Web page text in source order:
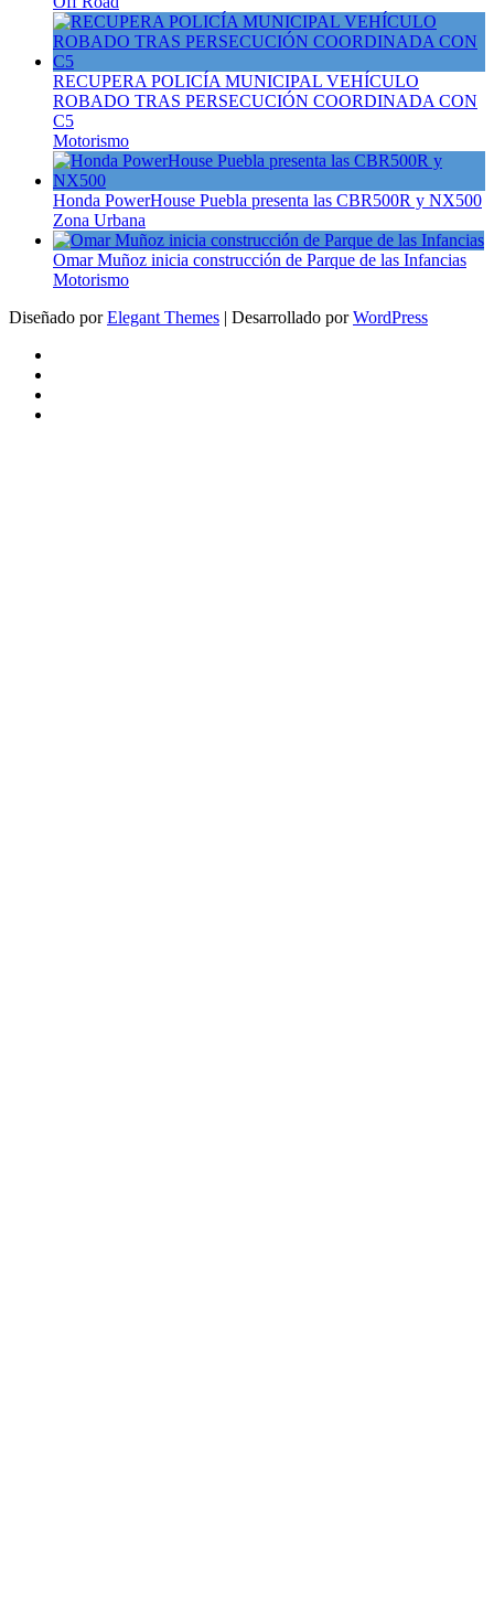
RECUPERA POLICÍA MUNICIPAL VEHÍCULO
ROBADO TRAS PERSECUCIÓN COORDINADA CON
C5
Motorismo
Honda PowerHouse Puebla presenta las CBR500R y NX500
Zona Urbana
Omar Muñoz inicia construcción de Parque de las Infancias
Motorismo
Diseñado porElegant Themes | Desarrollado porWordPress